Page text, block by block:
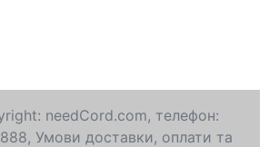
needCord.com, телефон:
Умови доставки, оплати та